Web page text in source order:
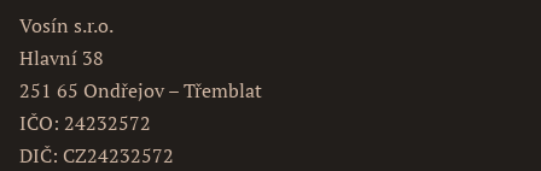
Vosín s.r.o.
Hlavní 38
251 65 Ondřejov – Třemblat
IČO: 24232572
DIČ: CZ24232572